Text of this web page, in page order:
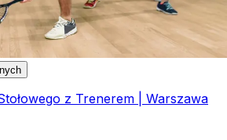
z Trenerem | Warszawa